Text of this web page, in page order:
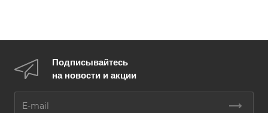
Подписывайтесь
на новости и акции